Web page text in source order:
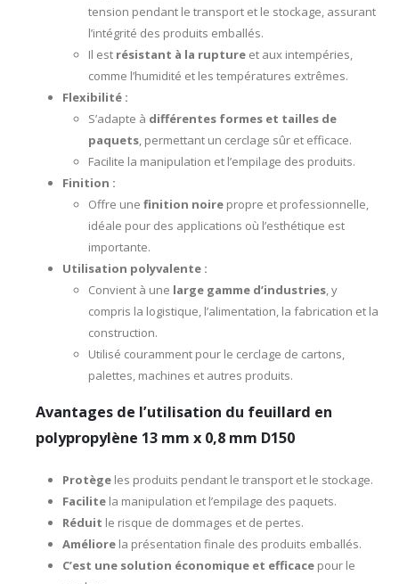
tension pendant le transport et le stockage, assurant
l’intégrité des produits emballés.
Il est résistant à la rupture et aux intempéries,
comme l’humidité et les températures extrêmes.
Flexibilité :
S’adapte à différentes formes et tailles de
paquets, permettant un cerclage sûr et efficace.
Facilite la manipulation et l’empilage des produits.
Finition :
Offre unefinition noire propre et professionnelle,
idéale pour des applications où l’esthétique est
importante.
Utilisation polyvalente :
Convient à une large gamme d’industries, y
compris la logistique, l’alimentation, la fabrication et la
construction.
Utilisé couramment pour le cerclage de cartons,
palettes, machines et autres produits.
Avantages de l’utilisation du feuillard en
polypropylène 13 mm x 0,8 mm D150
Protègeles produits pendant le transport et le stockage.
Facilitela manipulation et l’empilage des paquets.
Réduit le risque de dommages et de pertes.
Améliorela présentation finale des produits emballés.
C’est une solution économique et efficacepour le